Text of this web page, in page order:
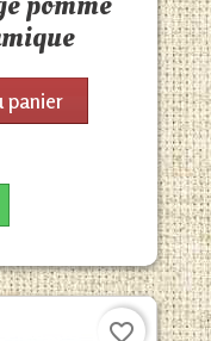
panier
favorite_border